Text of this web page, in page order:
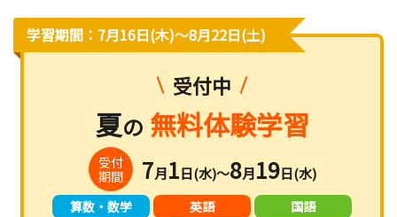
学習期間：7月16日(木)〜8月22日(土)
受付中
夏の 無料体験学習
受付
期間
7月1日(水)～8月19日(水)
算数・数学 英語 国語